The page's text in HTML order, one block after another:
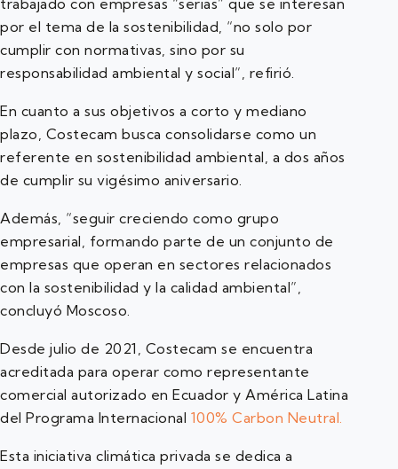
trabajado con empresas “serias” que se interesan
por el tema de la sostenibilidad, “no solo por
cumplir con normativas, sino por su
responsabilidad ambiental y social”, refirió.
En cuanto a sus objetivos a corto y mediano
plazo, Costecam busca consolidarse como un
referente en sostenibilidad ambiental, a dos años
de cumplir su vigésimo aniversario.
Además, “seguir creciendo como grupo
empresarial, formando parte de un conjunto de
empresas que operan en sectores relacionados
con la sostenibilidad y la calidad ambiental”,
concluyó Moscoso.
Desde julio de 2021, Costecam se encuentra
acreditada para operar como representante
comercial autorizado en Ecuador y América Latina
del Programa Internacional 100% Carbon Neutral.
Esta iniciativa climática privada se dedica a